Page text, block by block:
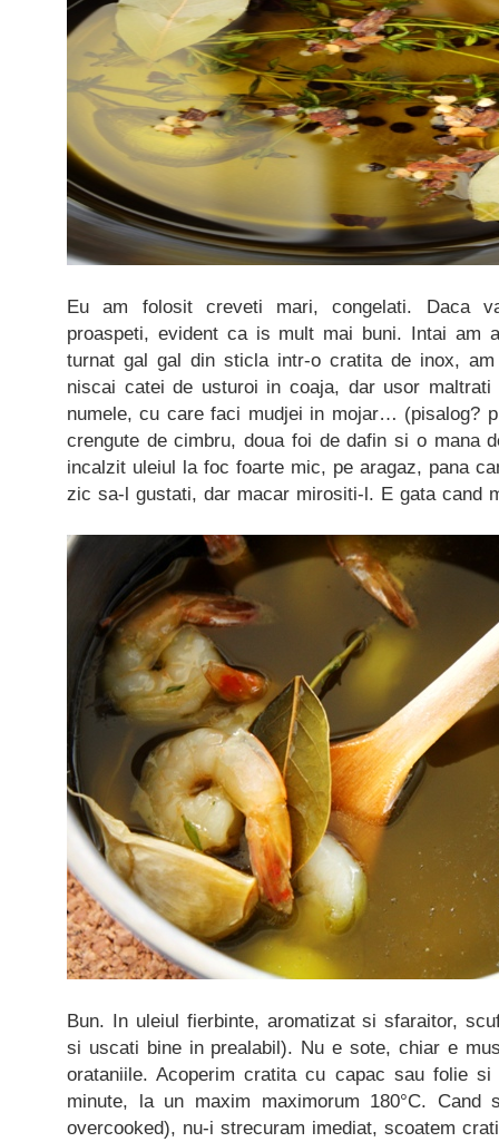
Eu am folosit creveti mari, congelati. Daca
proaspeti, evident ca is mult mai buni. Intai am
turnat gal gal din sticla intr-o cratita de inox,
niscai catei de usturoi in coaja, dar usor
numele, cu care faci mudjei in mojar… (pisalog?
crengute de cimbru, doua foi de dafin si o mana
incalzit uleiul la foc foarte mic, pe aragaz, pana
zic sa-l gustati, dar macar mirositi-l. E gata cand
Bun. In uleiul fierbinte, aromatizat si sfaraitor,
si uscati bine in prealabil). Nu e sote, chiar e
orataniile. Acoperim cratita cu capac sau folie
minute, la un maxim maximorum 180°C. Cand
overcooked), nu-i strecuram imediat, scoatem